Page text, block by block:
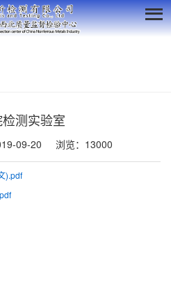
测实验室
09-20 浏览：13000
).pdf